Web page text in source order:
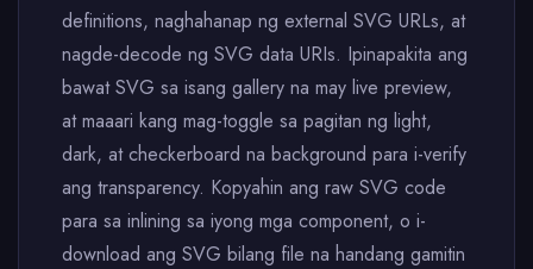
definitions, naghahanap ng external SVG URLs, at
nagde-decode ng SVG data URIs. Ipinapakita ang
bawat SVG sa isang gallery na may live preview,
at maaari kang mag-toggle sa pagitan ng light,
dark, at checkerboard na background para i-verify
ang transparency. Kopyahin ang raw SVG code
para sa inlining sa iyong mga component, o i-
download ang SVG bilang file na handang gamitin